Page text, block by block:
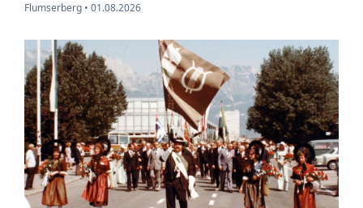
Flumserberg • 01.08.2026